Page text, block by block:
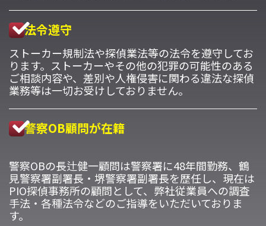
法令遵守
ストーカー規制法や探偵業法等の法令を遵守してお
ります。ストーカーやその他の犯罪の可能性のある
ご相談内容や、差別や人権侵害に関わる違法な探偵
業務等は一切お受けしておりません。
警察OB顧問が在籍
警察OBの長辻健一顧問は警察署に48年間勤務、鶴
見警察署副署長・堺警察署副署長を歴任し、現在は
PIO探偵事務所の顧問として、弊社従業員への調査
手法・各種法令などのご指導をいただいておりま
す。